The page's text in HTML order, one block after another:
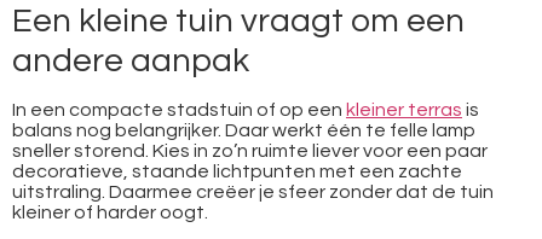
Een kleine tuin vraagt om een
andere aanpak
In een compacte stadstuin of op een kleiner terras is
balans nog belangrijker. Daar werkt één te felle lamp
sneller storend. Kies in zo’n ruimte liever voor een paar
decoratieve, staande lichtpunten met een zachte
uitstraling. Daarmee creëer je sfeer zonder dat de tuin
kleiner of harder oogt.